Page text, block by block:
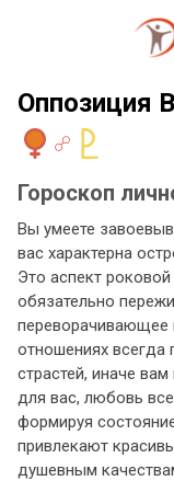
Оппозиция
Гороскоп
Вы умеете
вас характерна
Это аспект
обязательно
переворачивающее
отношениях всегда
страстей, иначе
для вас, любовь
формируя
привлекают
душевным